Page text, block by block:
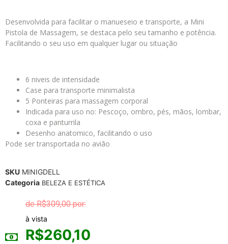
Desenvolvida para facilitar o manueseio e transporte, a Mini
Pistola de Massagem, se destaca pelo seu tamanho e potência.
Facilitando o seu uso em qualquer lugar ou situação
6 niveis de intensidade
Case para transporte minimalista
5 Ponteiras para massagem corporal
Indicada para uso no: Pescoço, ombro, pés, mãos, lombar,
coxa e panturrila
Desenho anatomico, facilitando o uso
Pode ser transportada no avião
SKU MINIGDELL
Categoria BELEZA E ESTÉTICA
R$309,00
à vista
R$260,10